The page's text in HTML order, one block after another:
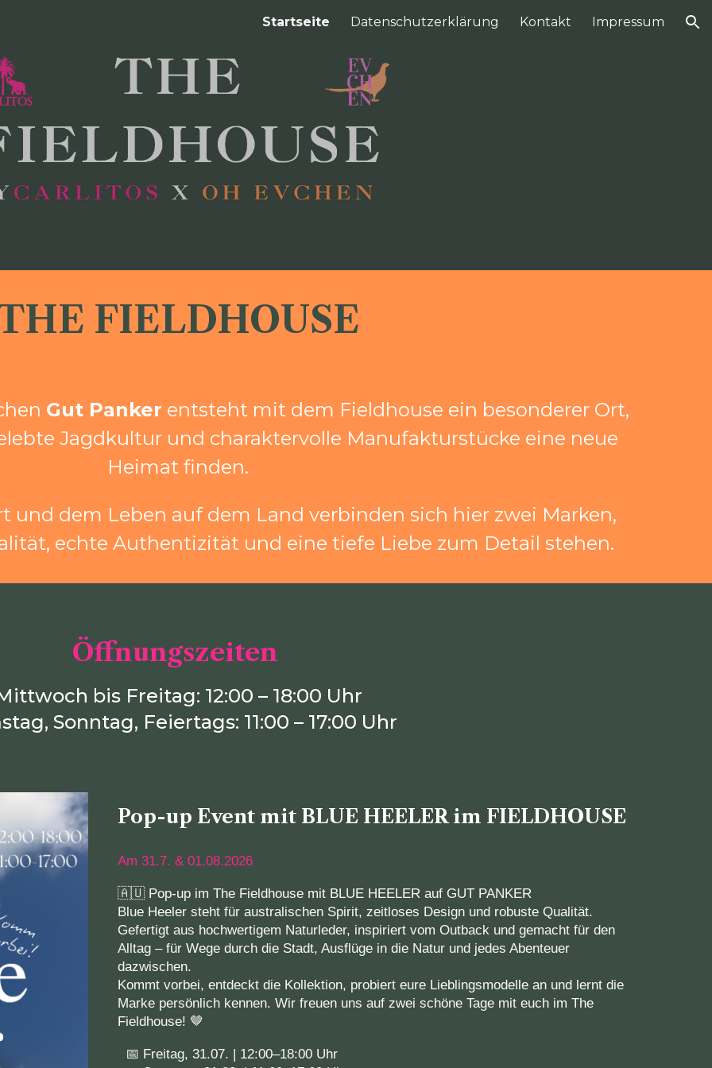
Skip to navigation
Startseite Datenschutzerklärung Kontakt Impressum
FIELDHOUSE
Gut Panker entsteht mit dem Fieldhouse ein besonderer Ort,
Jagdkultur und charaktervolle Manufakturstücke eine neue
Heimat finden.
und dem Leben auf dem Land verbinden sich hier zwei Marken,
echte Authentizität und eine tiefe Liebe zum Detail stehen.
Öffnungszeiten
bis Freitag: 12:00 – 18:00 Uhr
Sonntag, Feiertags: 11:00 – 17:00 Uhr
Pop-up Event mit BLUE HEELER im FIELDHOUSE
Am 31.7. & 01.08.2026
🇦🇺 Pop-up im The Fieldhouse mit BLUE HEELER auf GUT PANKER
Blue Heeler steht für australischen Spirit, zeitloses Design und robuste Qualität.
Gefertigt aus hochwertigem Naturleder, inspiriert vom Outback und gemacht für den
Alltag – für Wege durch die Stadt, Ausflüge in die Natur und jedes Abenteuer
dazwischen.
Kommt vorbei, entdeckt die Kollektion, probiert eure Lieblingsmodelle an und lernt die
Marke persönlich kennen. Wir freuen uns auf zwei schöne Tage mit euch im The
Fieldhouse! 🤎
📅 Freitag, 31.07. | 12:00–18:00 Uhr